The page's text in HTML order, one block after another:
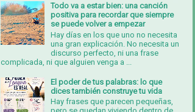
Todo va a estar bien: una canción
positiva para recordar que siempre
se puede volver a empezar
Hay días en los que uno no necesita
una gran explicación. No necesita un
discurso perfecto, ni una frase
complicada, ni que alguien venga a ...
El poder de tus palabras: lo que
dices también construye tu vida
Hay frases que parecen pequeñas,